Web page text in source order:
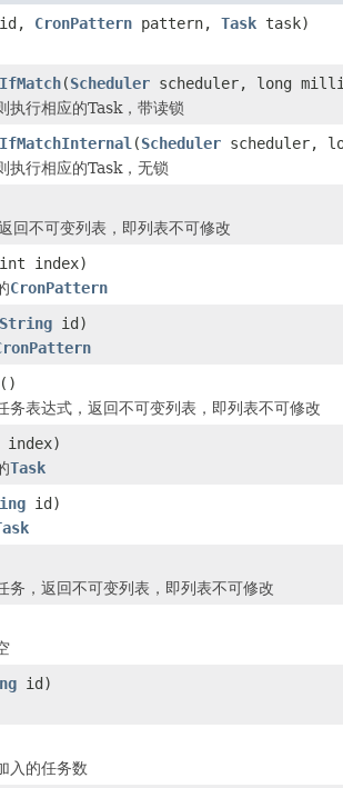
CronPattern pattern, Task task)
(Scheduler scheduler, long
执行相应的Task，带读锁
(Scheduler scheduler,
执行相应的Task，无锁
回不可变列表，即列表不可修改
index)
CronPattern
String id)
()
务表达式，返回不可变列表，即列表不可修改
Task
id)
务，返回不可变列表，即列表不可修改
id)
入的任务数